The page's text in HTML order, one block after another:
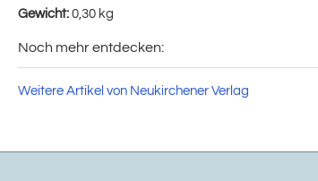
Gewicht: 0,30 kg
Noch mehr entdecken:
Weitere Artikel von Neukirchener Verlag